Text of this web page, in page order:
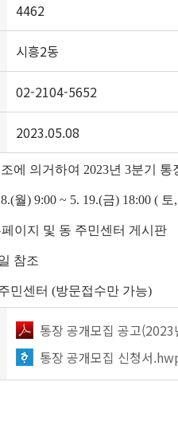
4462
시흥2동
02-2104-5652
2023.05.08
에 의거하여 2023년 3분기
월) 9:00 ~ 5. 19.(금) 18:00 (
이지 및 동 주민센터 게시판
참조
민센터 (방문접수만 가능)
통장 공개모집 공고
통장 공개모집 신청서